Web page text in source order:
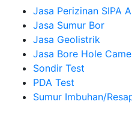
Jasa Perizinan SIPA
Jasa Sumur Bor
Jasa Geolistrik
Jasa Bore Hole
Sondir Test
PDA Test
Sumur Imbuhan/